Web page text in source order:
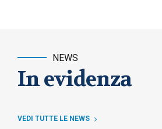
NEWS
In evidenza
VEDI TUTTE LE NEWS